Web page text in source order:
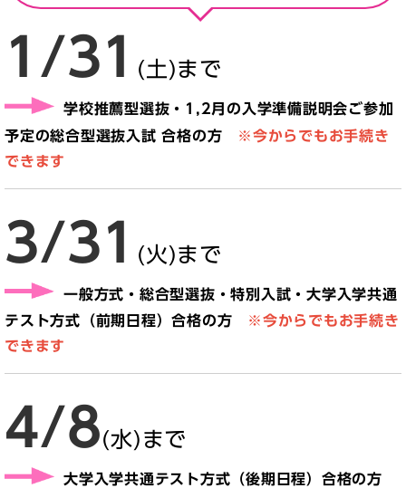
1/31 (土)まで
学校推薦型選抜・ 1,2月の入学準備説明会ご参加
予定の総合型選抜入試 合格の方
※今からでもお手続き
できます
3/31 (火)まで
一般方式・総合型選抜・特別入試・大学入学共通
テスト方式（前期日程）合格の方
※今からでもお手続き
できます
4/8(水)まで
大学入学共通テスト方式（後期日程）合格の方